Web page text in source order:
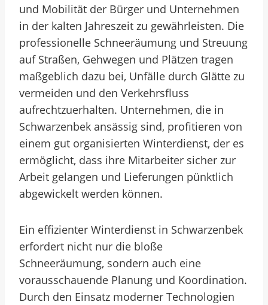
und Mobilität der Bürger und Unternehmen
in der kalten Jahreszeit zu gewährleisten. Die
professionelle Schneeräumung und Streuung
auf Straßen, Gehwegen und Plätzen tragen
maßgeblich dazu bei, Unfälle durch Glätte zu
vermeiden und den Verkehrsfluss
aufrechtzuerhalten. Unternehmen, die in
Schwarzenbek ansässig sind, profitieren von
einem gut organisierten Winterdienst, der es
ermöglicht, dass ihre Mitarbeiter sicher zur
Arbeit gelangen und Lieferungen pünktlich
abgewickelt werden können.
Ein effizienter Winterdienst in Schwarzenbek
erfordert nicht nur die bloße
Schneeräumung, sondern auch eine
vorausschauende Planung und Koordination.
Durch den Einsatz moderner Technologien